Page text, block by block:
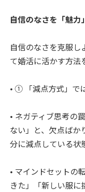
自信のなさを「魅力
自信のなさを克服
て婚活に活かす方法
• ① 「減点方式」で
• ネガティブ思考の
ない」と、欠点ばか
分に減点している状
• マインドセットの
きた」「新しい服に